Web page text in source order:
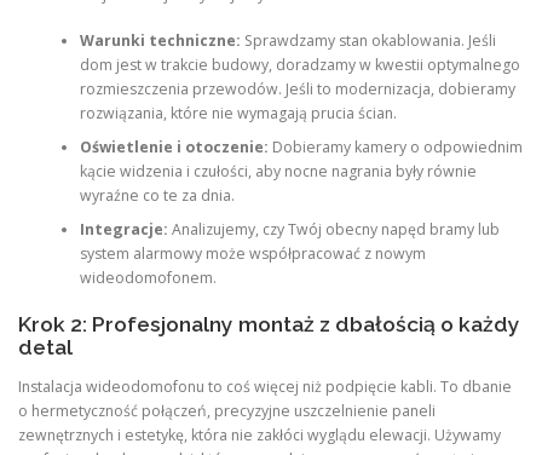
Warunki techniczne: Sprawdzamy stan okablowania. Jeśli
dom jest w trakcie budowy, doradzamy w kwestii optymalnego
rozmieszczenia przewodów. Jeśli to modernizacja, dobieramy
rozwiązania, które nie wymagają prucia ścian.
Oświetlenie i otoczenie: Dobieramy kamery o odpowiednim
kącie widzenia i czułości, aby nocne nagrania były równie
wyraźne co te za dnia.
Integracje: Analizujemy, czy Twój obecny napęd bramy lub
system alarmowy może współpracować z nowym
wideodomofonem.
Krok 2: Profesjonalny montaż z dbałością o każdy
detal
Instalacja wideodomofonu to coś więcej niż podpięcie kabli. To dbanie
o hermetyczność połączeń, precyzyjne uszczelnienie paneli
zewnętrznych i estetykę, która nie zakłóci wyglądu elewacji. Używamy